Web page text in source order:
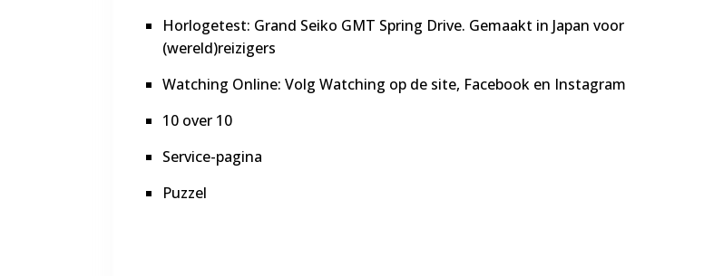
Horlogetest: Grand Seiko GMT Spring Drive. Gemaakt in Japan voor
(wereld)reizigers
Watching Online: Volg Watching op de site, Facebook en Instagram
10 over 10
Service-pagina
Puzzel